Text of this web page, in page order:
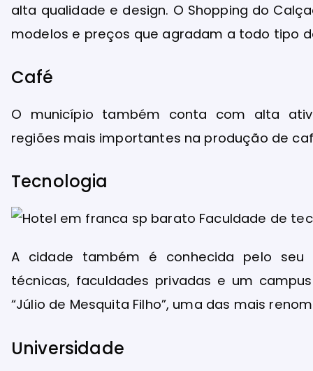
alta qualidade e design. O Shopping do
modelos e preços que agradam a todo tipo
Café
O município também conta com alta
regiões mais importantes na produção de
Tecnologia
A cidade também é conhecida pelo seu
técnicas, faculdades privadas e um
“Júlio de Mesquita Filho”, uma das mais
Universidade